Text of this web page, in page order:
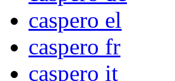
caspero el
caspero fr
caspero it